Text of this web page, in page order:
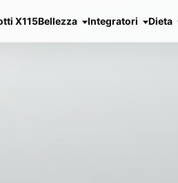
X115Bellezza Integratori Dieta